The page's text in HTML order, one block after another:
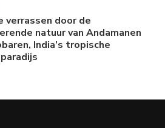
verrassen door de
natuur van Andamanen
India’s tropische